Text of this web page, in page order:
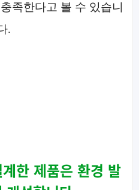
족한다고 볼 수 있습니
.
한 제품은 환경 발